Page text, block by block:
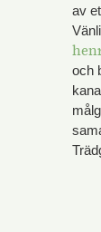
av
och